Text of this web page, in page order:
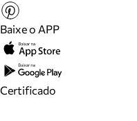
Baixe o APP
Certificado